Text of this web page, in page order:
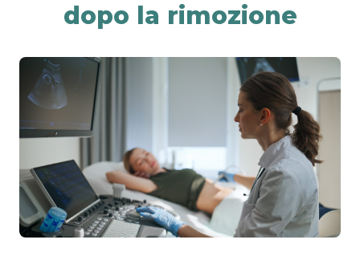
dopo la rimozione